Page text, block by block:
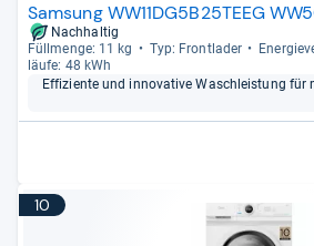
Samsung WW11DG5B25TEEG
Nachhaltig
Füll­menge: 11 kg
Typ: Front­la­der
läufe: 48 kWh
Effi­zi­ente und inno­va­tive Wasch­leis­tung für
10